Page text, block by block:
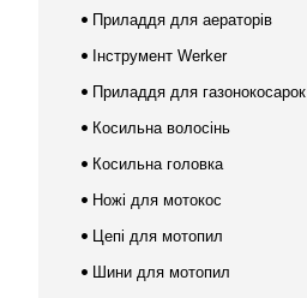
Приладдя для аераторів
Інструмент Werker
Приладдя для газонокосарок
Косильна волосінь
Косильна головка
Ножі для мотокос
Цепі для мотопил
Шини для мотопил